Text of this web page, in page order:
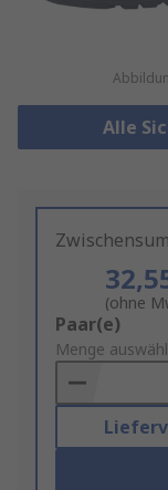
Alle
(ohne
Add
to
Basket
Paar(e)
Menge